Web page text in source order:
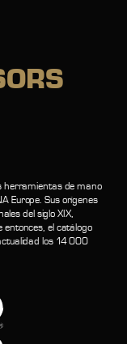
herramientas de mano
Europe. Sus orígenes
del siglo XIX,
entonces, el catálogo
los 14 000